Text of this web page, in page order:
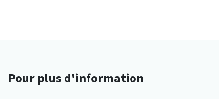
Pour plus d'information